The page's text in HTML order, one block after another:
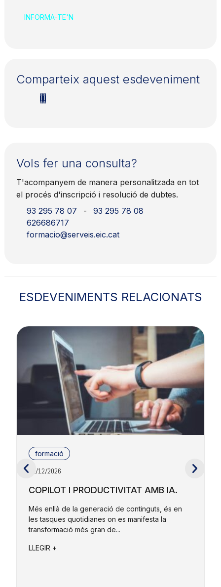
INFORMA-TE'N
Vols fer una consulta?
T'acompanyem de manera personalitzada en tot
el procés d'inscripció i resolució de dubtes.
93 295 78 07
-
93 295 78 08
626686717
formacio@serveis.eic.cat
Comparteix aquest esdeveniment
ESDEVENIMENTS RELACIONATS
formació
01/12/2026
COPILOT I PRODUCTIVITAT AMB IA.
Més enllà de la generació de continguts, és en
les tasques quotidianes on es manifesta la
transformació més gran de...
LLEGIR +